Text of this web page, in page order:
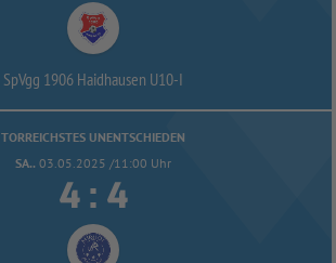
SpVgg 1906 Haidhausen U10-I
TORREICHSTES UNENTSCHIEDEN
SA.. 03.05.2025 /11:00 Uhr
 : 